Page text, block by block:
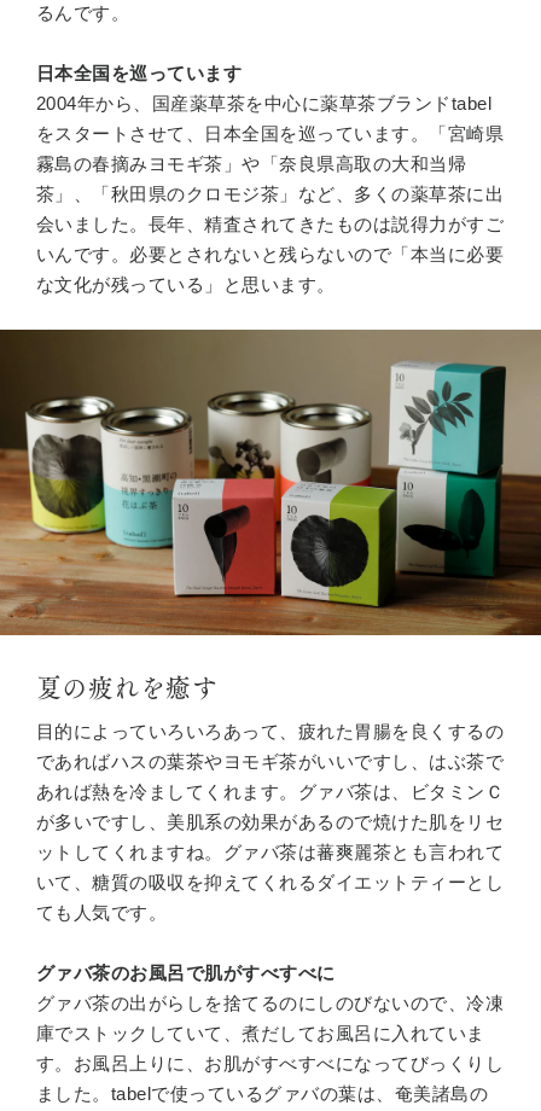
るんです。
日本全国を巡っています
2004年から、国産薬草茶を中心に薬草茶ブランドtabel
をスタートさせて、日本全国を巡っています。「宮崎県
霧島の春摘みヨモギ茶」や「奈良県高取の大和当帰
茶」、「秋田県のクロモジ茶」など、多くの薬草茶に出
会いました。長年、精査されてきたものは説得力がすご
いんです。必要とされないと残らないので「本当に必要
な文化が残っている」と思います。
夏の疲れを癒す
目的によっていろいろあって、疲れた胃腸を良くするの
であればハスの葉茶やヨモギ茶がいいですし、はぶ茶で
あれば熱を冷ましてくれます。グァバ茶は、ビタミンＣ
が多いですし、美肌系の効果があるので焼けた肌をリセ
ットしてくれますね。グァバ茶は蕃爽麗茶とも言われて
いて、糖質の吸収を抑えてくれるダイエットティーとし
ても人気です。
グァバ茶のお風呂で肌がすべすべに
グァバ茶の出がらしを捨てるのにしのびないので、冷凍
庫でストックしていて、煮だしてお風呂に入れていま
す。お風呂上りに、お肌がすべすべになってびっくりし
ました。tabelで使っているグァバの葉は、奄美諸島の